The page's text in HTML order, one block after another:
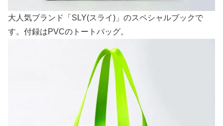
大人気ブランド「SLY(スライ)」のスペシャルブックで
す。付録はPVCのトートバッグ。